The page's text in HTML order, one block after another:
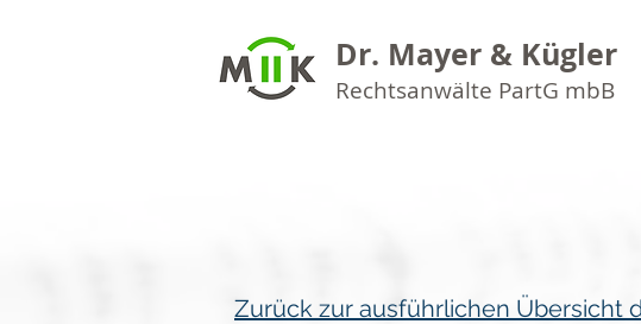
Dr. Mayer & Kügler
Rechtsanwälte PartG mbB
Zurück zur ausführlichen Übersicht